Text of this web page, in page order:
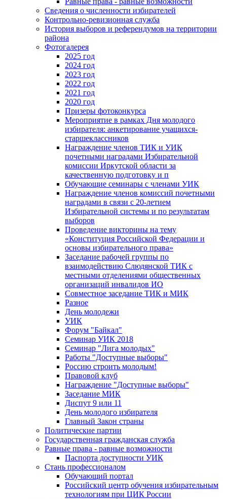
Сведения о численности избирателей
Контрольно-ревизионная служба
История выборов и референдумов на территории
района
Фотогалерея
2025 год
2024 год
2023 год
2022 год
2021 год
2020 год
Призеры фотоконкурса
Мероприятие в рамках Дня молодого
избирателя: анкетирование учащихся-
старшеклассников
Награждение членов ТИК и УИК
почетными наградами Избирательной
комиссии Иркутской области за
качественную подготовку и п
Обучающие семинары с членами УИК
Награждение членов комиссий почетными
наградами в связи с 20-летием
Избирательной системы и по результатам
выборов
Проведение викторины на тему
«Конституция Российской Федерации и
основы избирательного права»
Заседание рабочей группы по
взаимодействию Слюдянской ТИК с
местными отделениями общественных
организаций инвалидов ИО
Совместное заседание ТИК и МИК
Разное
День молодежи
УИК
Форум "Байкал"
Семинар УИК 2018
Семинар "Лига молодых"
Работы "Доступные выборы"
Россию строить молодым!
Правовой клуб
Награждение "Доступные выборы"
Заседание МИК
Диспут 9 или 11
День молодого избирателя
Главный Закон страны
Политические партии
Государственная гражданская служба
Равные права - равные возможности
Паспорта доступности УИК
Стань профессионалом
Обучающий портал
Российский центр обучения избирательным
технологиям при ЦИК России